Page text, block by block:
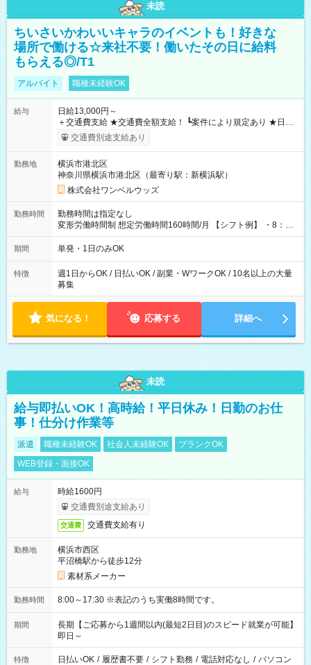
未読
ちいさいかわいいキャラのイベントも！好きな
場所で働ける☆来社不要！働いたその日に給料
もらえる◎/T1
アルバイト 職種未経験OK
給与
日給13,000円～
＋交通費支給 ★交通費全額支給！ ┗案件により規定あり ★日払
いOK！（規定あり） ┗働いたその日に現金GET♪ お仕事後はコ
ンビニATMから 日払い分を引き落とせます！ 【試用期間】試
交通費別途支給あり
勤務地
横浜市港北区
神奈川県横浜市港北区（最寄り駅：新横浜駅）
株式会社ワンベルウッズ
勤務時間
勤務時間は指定なし
変形労働時間制 想定労働時間160時間/月 【シフト例】 ・8：00
～21：00
期間 単発・1日のみOK
特徴
週1日からOK / 日払いOK / 副業・WワークOK / 10名以上の大量
募集
気になる！ 応募する 詳細へ
未読
給与即払いOK！高時給！平日休み！日勤のお仕
事！仕分け作業等
派遣 職種未経験OK 社会人未経験OK
ブランクOK
WEB登録・面接OK
給与
時給1600円
交通費別途支給あり
交通費 交通費支給有り
勤務地
横浜市西区
平沼橋駅から徒歩12分
素材系メーカー
勤務時間 8:00～17:30 ※表記のうち実働8時間です。
期間
長期【ご応募から1週間以内(最短2日目)のスピード就業が可能】
即日～
特徴 日払いOK / 履歴書不要 / シフト勤務 / 電話対応なし / パソコン